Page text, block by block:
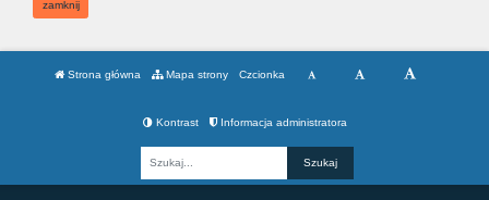
zamknij
Strona główna Mapa strony Czcionka
Kontrast Informacja administratora